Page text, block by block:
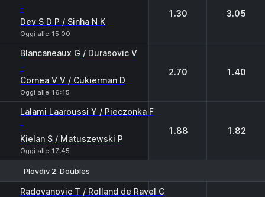
-
Dev S D P / Sinha N K
Oggi alle 15:00
1.30 3.05
Blancaneaux G / Durasovic V
-
Cornea V V / Cukierman D
Oggi alle 16:15
2.70 1.40
Lalami Laaroussi Y / Pieczonka F
-
Kielan S / Matuszewski P
Oggi alle 17:45
1.88 1.82
Plovdiv 2. Doubles
Radovanovic T / Rolland de Ravel C